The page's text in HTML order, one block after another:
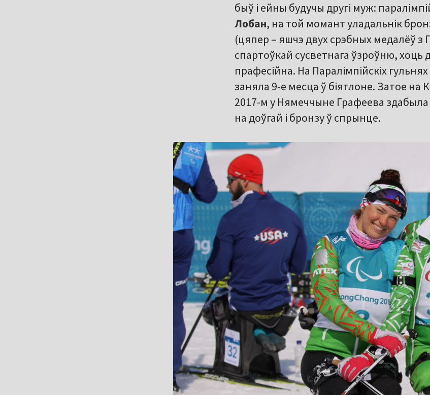
быў і ейны будучы другі муж:
Лобан, на той момант уладальнік
(цяпер – яшчэ двух срэбных медалёў з
спартоўкай сусветнага ўзроўню,
прафесійна. На Паралімпійскіх
заняла 9-е месца ў біятлоне. Затое на
2017-м у Нямеччыне Графеева
на доўгай і бронзу ў спрынце.